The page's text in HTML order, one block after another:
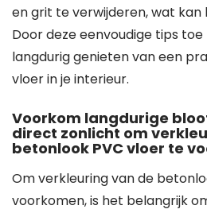
en grit te verwijderen, wat kan
Door deze eenvoudige tips toe
langdurig genieten van een
vloer in je interieur.
Voorkom langdurige
direct zonlicht om
betonlook PVC vloer te
Om verkleuring van de
voorkomen, is het belangrijk